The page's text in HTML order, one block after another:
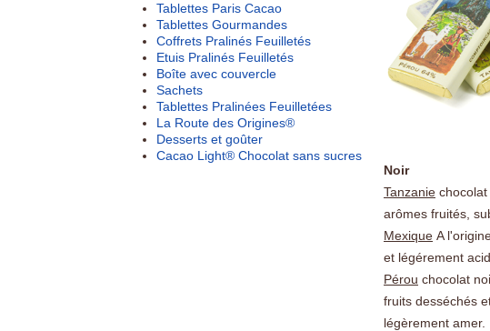
Tablettes Paris Cacao
Tablettes Gourmandes
Coffrets Pralinés Feuilletés
Etuis Pralinés Feuilletés
Boîte avec couvercle
Sachets
Tablettes Pralinées Feuilletées
La Route des Origines®
Desserts et goûter
Cacao Light® Chocolat sans sucres
Noir
Tanzanie
arômes fruités,
Mexique A
et légérement
Pérou chocolat
fruits desséchés
légèrement amer.